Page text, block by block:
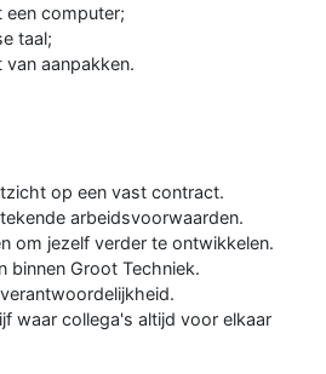
een computer;
taal;
aanpakken.
op een vast contract.
arbeidsvoorwaarden.
om jezelf verder te ontwikkelen.
binnen Groot Techniek.
waar collega's altijd voor elkaar